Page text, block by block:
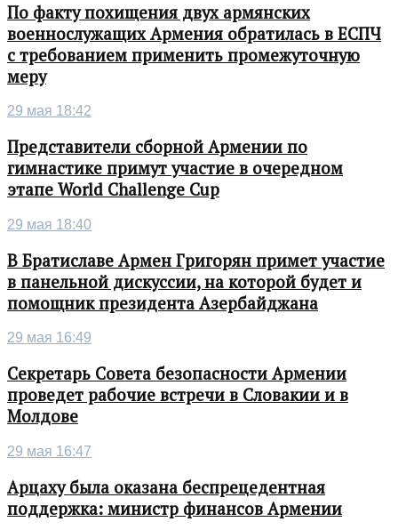
По факту похищения двух армянских
военнослужащих Армения обратилась в ЕСПЧ
с требованием применить промежуточную
меру
29 мая 18:42
Представители сборной Армении по
гимнастике примут участие в очередном
этапе World Challenge Cup
29 мая 18:40
В Братиславе Армен Григорян примет участие
в панельной дискуссии, на которой будет и
помощник президента Азербайджана
29 мая 16:49
Секретарь Совета безопасности Армении
проведет рабочие встречи в Словакии и в
Молдове
29 мая 16:47
Арцаху была оказана беспрецедентная
поддержка: министр финансов Армении